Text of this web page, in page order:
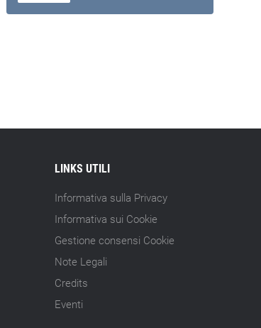
LINKS UTILI
Informativa sulla Privacy
Informativa sui Cookie
Gestione consensi Cookie
Note Legali
Credits
Eventi